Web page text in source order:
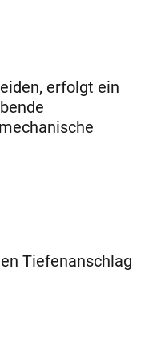
erfolgt ein
Tiefenanschlag